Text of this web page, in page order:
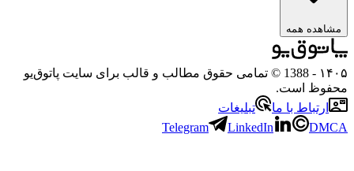
مشاهده همه
۱۴۰۵
- 1388 © تمامی حقوق مطالب و قالب برای سایت پاتوق‌یو
محفوظ است.
ارتباط با ما
تبلیغات
Telegram
LinkedIn DMCA